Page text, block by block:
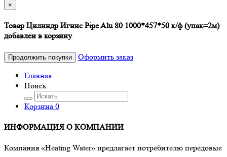
×
Товар Цилиндр Игнис Pipe Alu 80 1000*457*50 к/ф (упак=2м)
добавлен в корзину
Продолжить покупки
Оформить заказ
Главная
Поиск
Корзина 0
ИНФОРМАЦИЯ О КОМПАНИИ
Компания «Heating Water» предлагает потребителю передовые